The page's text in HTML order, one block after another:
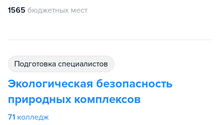
1565 бюджетных мест
подготовка специалистов
Экологическая безопасность
природных комплексов
71 колледж